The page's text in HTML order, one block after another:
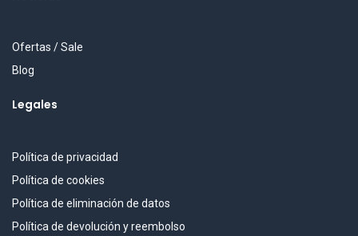
Ofertas / Sale
Blog
Legales
Política de privacidad
Política de cookies
Política de eliminación de datos
Política de devolución y reembolso